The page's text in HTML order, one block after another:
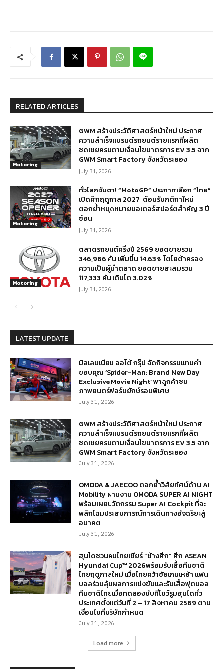
RELATED ARTICLES
Motoring
GWM สร้างประวัติศาสตร์หน้าใหม่ ประกาศ
ความสำเร็จแบรนด์รถยนต์รายแรกที่ผลิต
ชดเชยครบตามเงื่อนไขมาตรการ EV 3.5 จาก
GWM Smart Factory จังหวัดระยอง
July 31, 2026
Motoring
ทั่วโลกจับตา! “MotoGP” ประกาศเลือก “ไทย”
เปิดศึกฤดูกาล 2027 ต้อนรับกติกาใหม่
ตอกย้ำหมุดหมายมอเตอร์สปอร์ตสำคัญ 3 ปี
ซ้อน
July 31, 2026
Motoring
ตลาดรถยนต์ครึ่งปี 2569 ยอดขายรวม
346,966 คัน เพิ่มขึ้น 14.63% โตโยต้าครอง
ความเป็นผู้นำตลาด ยอดขายสะสมรวม
117,333 คัน เติบโต 3.02%
July 31, 2026
LATEST UPDATE
มิลเลนเนียม ออโต้ กรุ๊ป จัดกิจกรรมแทนคำ
ขอบคุณ ‘Spider-Man: Brand New Day
Exclusive Movie Night’ พาลูกค้าชม
ภาพยนตร์ฟอร์มยักษ์รอบพิเศษ
July 31, 2026
GWM สร้างประวัติศาสตร์หน้าใหม่ ประกาศ
ความสำเร็จแบรนด์รถยนต์รายแรกที่ผลิต
ชดเชยครบตามเงื่อนไขมาตรการ EV 3.5 จาก
GWM Smart Factory จังหวัดระยอง
July 31, 2026
OMODA & JAECOO ตอกย้ำวิสัยทัศน์ด้าน AI
Mobility ผ่านงาน OMODA SUPER AI NIGHT
พร้อมเผยนวัตกรรม Super AI Cockpit ที่จะ
พลิกโฉมประสบการณ์การเดินทางอัจฉริยะสู่
อนาคต
July 31, 2026
ฮุนไดชวนคนไทยเชียร์ “ช้างศึก” ศึก ASEAN
Hyundai Cup™ 2026พร้อมรับเสื้อทีมชาติ
ไทยฤดูกาลใหม่ เมื่อไทยคว้าชัยเกมเหย้า แฟน
บอลร่วมลุ้นผลการแข่งขันและรับเสื้อฟุตบอล
ทีมชาติไทยเมื่อทดลองขับที่โชว์รูมฮุนไดทั่ว
ประเทศตั้งแต่วันที่ 2 – 17 สิงหาคม 2569 ตาม
เงื่อนไขที่บริษัทกำหนด
July 31, 2026
Load more